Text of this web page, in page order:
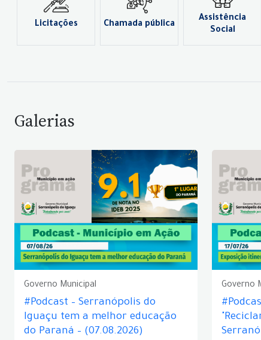
Licitações Chamada pública
Assistência
Social
Galerias
Governo Municipal
#Podcast – Serranópolis do
Iguaçu tem a melhor educação
do Paraná – (07.08.2026)
Governo